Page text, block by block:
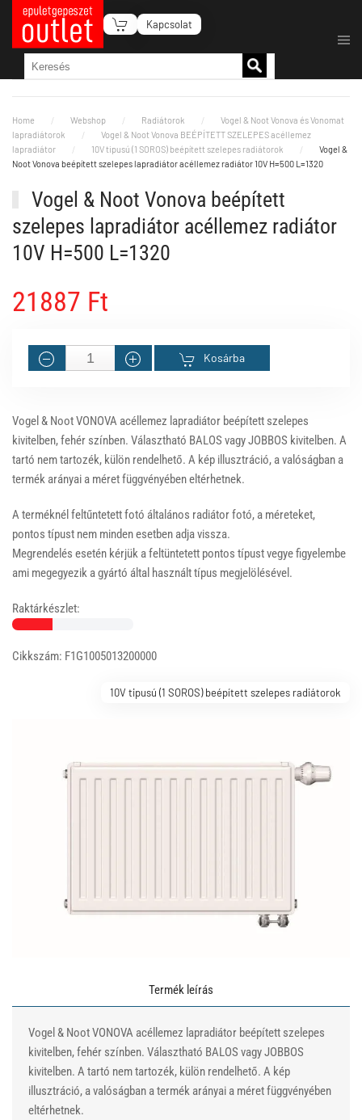
Fő tartalom átugrása
Kapcsolat
Home Webshop Radiátorok
Vogel & Noot Vonova és Vonomat
lapradiátorok
Vogel & Noot Vonova BEÉPÍTETT SZELEPES acéllemez
lapradiátor
10V tipusú (1 SOROS) beépített szelepes radiátorok
Vogel &
Noot Vonova beépített szelepes lapradiátor acéllemez radiátor 10V H=500 L=1320
Vogel & Noot Vonova beépített
szelepes lapradiátor acéllemez radiátor
10V H=500 L=1320
21887 Ft
Kosárba
Vogel & Noot VONOVA acéllemez lapradiátor beépített szelepes
kivitelben, fehér színben. Választható BALOS vagy JOBBOS kivitelben. A
tartó nem tartozék, külön rendelhető. A kép illusztráció, a valóságban a
termék arányai a méret függvényében eltérhetnek.
A terméknél feltűntetett fotó általános radiátor fotó, a méreteket,
pontos típust nem minden esetben adja vissza.
Megrendelés esetén kérjük a feltüntetett pontos típust vegye figyelembe
ami megegyezik a gyártó által használt típus megjelölésével.
Raktárkészlet:
Cikkszám: F1G1005013200000
10V tipusú (1 SOROS) beépített szelepes radiátorok
Termék leírás
Vogel & Noot VONOVA acéllemez lapradiátor beépített szelepes
kivitelben, fehér színben. Választható BALOS vagy JOBBOS
kivitelben. A tartó nem tartozék, külön rendelhető. A kép
illusztráció, a valóságban a termék arányai a méret függvényében
eltérhetnek.